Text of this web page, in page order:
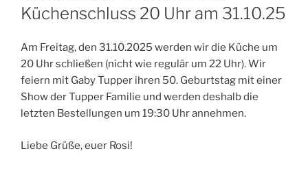
AM
Küchenschluss 20 Uhr am 31.10.25
Am Freitag, den 31.10.2025 werden wir die Küche um
20 Uhr schließen (nicht wie regulär um 22 Uhr). Wir
feiern mit Gaby Tupper ihren 50. Geburtstag mit einer
Show der Tupper Familie und werden deshalb die
letzten Bestellungen um 19:30 Uhr annehmen.
Liebe Grüße, euer Rosi!